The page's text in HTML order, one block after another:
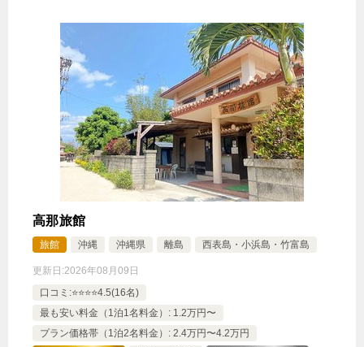
高那旅館
旅館 沖縄 沖縄県 離島 西表島・小浜島・竹富島
更新日:2026年08月09日
口コミ:⭐️⭐️⭐️⭐️4.5(16名)
最も安い料金（1泊1名料金）: 1.2万円〜
プラン価格帯（1泊2名料金）: 2.4万円〜4.2万円